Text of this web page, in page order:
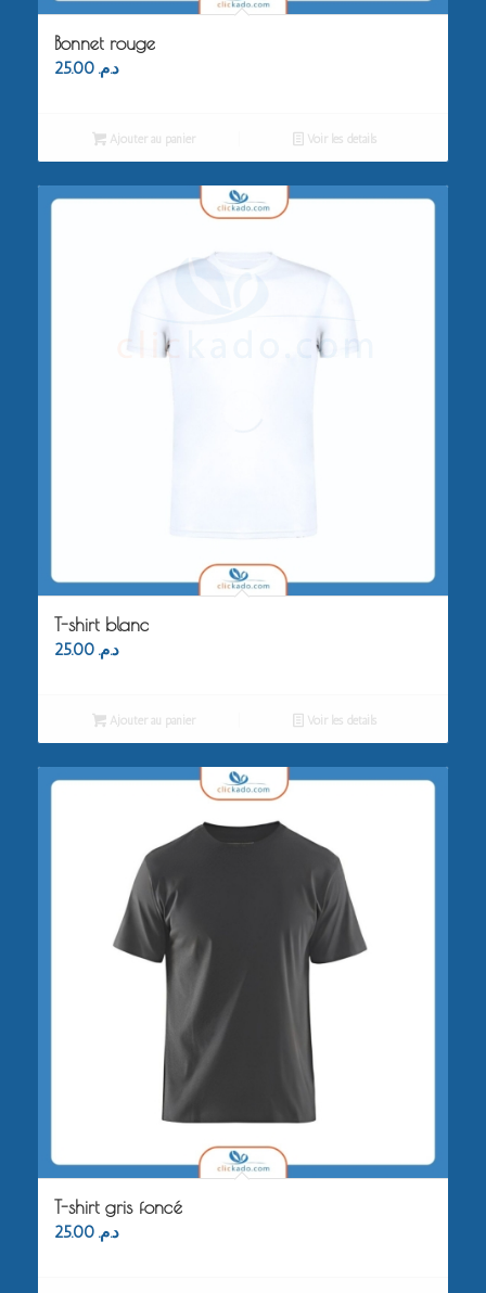
Bonnet rouge
د.م. 25.00
Ajouter au panier Voir les détails
T-shirt blanc
د.م. 25.00
Ajouter au panier Voir les détails
T-shirt gris foncé
د.م. 25.00